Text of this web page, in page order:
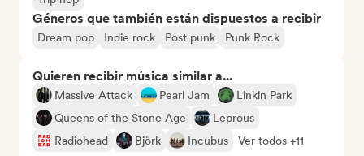
Géneros que también están dispuestos a recibir
Dream pop Indie rock Post punk Punk Rock
Quieren recibir música similar a...
Massive Attack Pearl Jam
Linkin Park
Queens of the Stone Age
Leprous
Radiohead
Björk Incubus Ver todos +11